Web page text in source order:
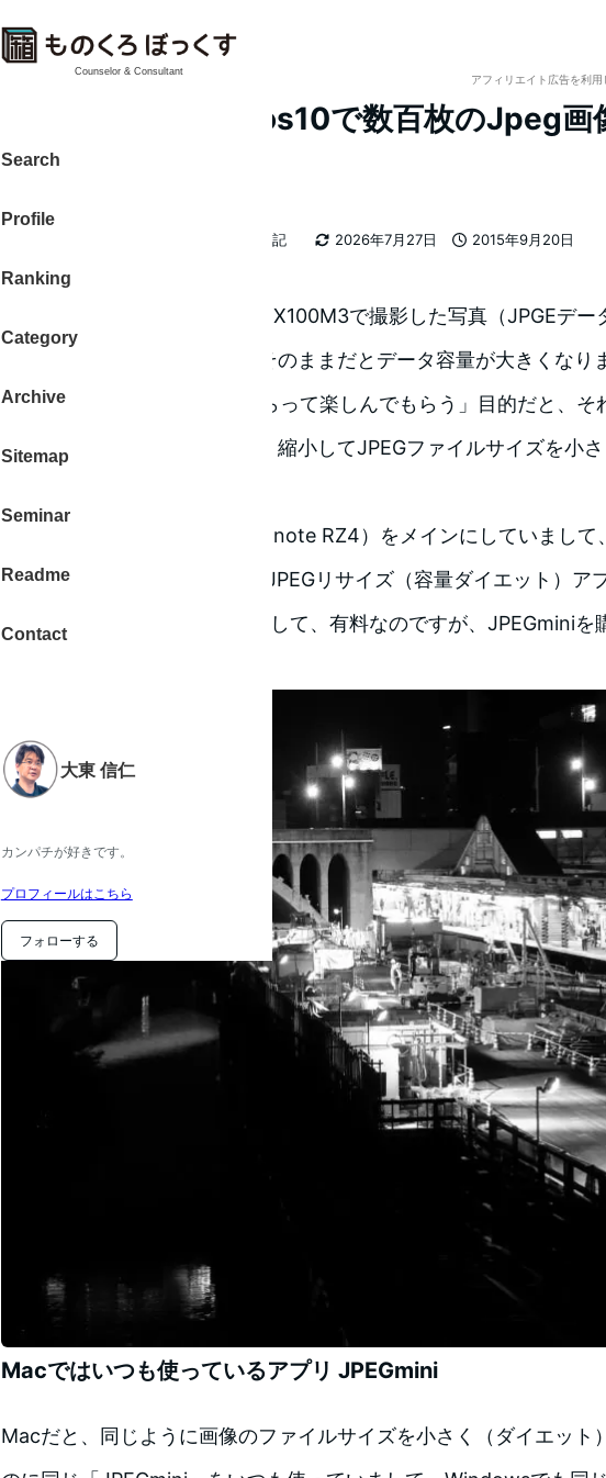
Counselor & Consultant
Search
Profile
Ranking
Category
Archive
Sitemap
Seminar
Readme
Contact
大東 信仁
カンパチが好きです。
プロフィールはこちら
フォローする
アフィリエイト広告を利用
JPEGmini Windwos10で数百枚のJpeg画
一括でダイエット
2026年7月27日
2015年9月20日
者
2026年日記
SONYのコンパクトデジカメ RX100M3で撮影した写真（JPGEデー
グループで共有する場合は、そのままだとデータ容量が大きくなり
Dropboxで共有して「見てもらって楽しんでもらう」目的だと、そ
大きなサイズは必要ないので、縮小してJPEGファイルサイズを小さ
最近はWindowsノート（Let’s note RZ4）をメインにしていまして、
Windows10で安定して使えるJPEGリサイズ（容量ダイエット）ア
探して3つ試しました。結果として、有料なのですが、JPEGminiを
Macではいつも使っているアプリ JPEGmini
Macだと、同じように画像のファイルサイズを小さく（ダイエット